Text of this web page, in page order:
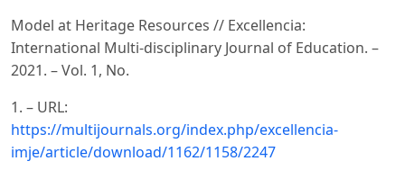
Model at Heritage Resources // Excellencia:
International Multi-disciplinary Journal of Education. –
2021. – Vol. 1, No.
1. – URL:
https://multijournals.org/index.php/excellencia-
imje/article/download/1162/1158/2247